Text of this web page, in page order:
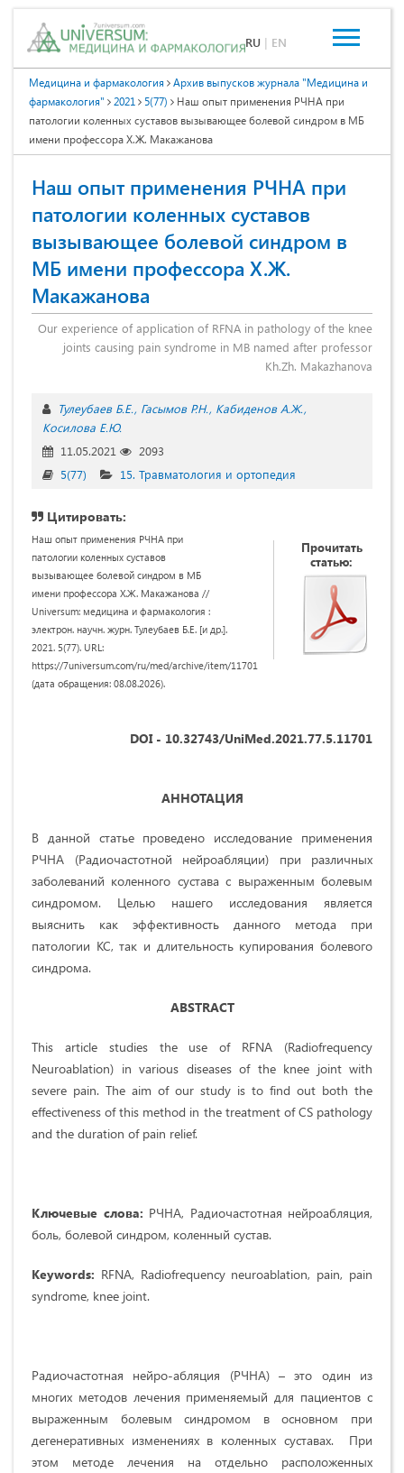
RU | EN
Медицина и фармакология
Архив выпусков журнала "Медицина и
фармакология"
2021 5(77)
Наш опыт применения РЧНА при
патологии коленных суставов вызывающее болевой синдром в МБ
имени профессора Х.Ж. Макажанова
Наш опыт применения РЧНА при
патологии коленных суставов
вызывающее болевой синдром в
МБ имени профессора Х.Ж.
Макажанова
Our experience of application of RFNA in pathology of the knee
joints causing pain syndrome in MB named after professor
Kh.Zh. Makazhanova
Тулеубаев Б.Е. Гасымов Р.Н. Кабиденов А.Ж.
Косилова Е.Ю.
11.05.2021
2093
5(77)
15. Травматология и ортопедия
Цитировать:
Наш опыт применения РЧНА при
патологии коленных суставов
вызывающее болевой синдром в МБ
имени профессора Х.Ж. Макажанова //
Universum: медицина и фармакология :
электрон. научн. журн. Тулеубаев Б.Е. [и др.].
2021. 5(77). URL:
https://7universum.com/ru/med/archive/item/11701
(дата обращения: 08.08.2026).
Прочитать
статью:
DOI - 10.32743/UniMed.2021.77.5.11701
АННОТАЦИЯ
В данной статье проведено исследование применения
РЧНА (Радиочастотной нейроабляции) при различных
заболеваний коленного сустава с выраженным болевым
синдромом. Целью нашего исследования является
выяснить как эффективность данного метода при
патологии КС, так и длительность купирования болевого
синдрома.
ABSTRACT
This article studies the use of RFNA (Radiofrequency
Neuroablation) in various diseases of the knee joint with
severe pain. The aim of our study is to find out both the
effectiveness of this method in the treatment of CS pathology
and the duration of pain relief.
Ключевые слова: РЧНА, Радиочастотная нейроабляция,
боль, болевой синдром, коленный сустав.
Keywords: RFNA, Radiofrequency neuroablation, pain, pain
syndrome, knee joint.
Радиочастотная нейро-абляция (РЧНА) – это один из
многих методов лечения применяемый для пациентов с
выраженным болевым синдромом в основном при
дегенеративных изменениях в коленных суставах. При
этом методе лечения на отдельно расположенных